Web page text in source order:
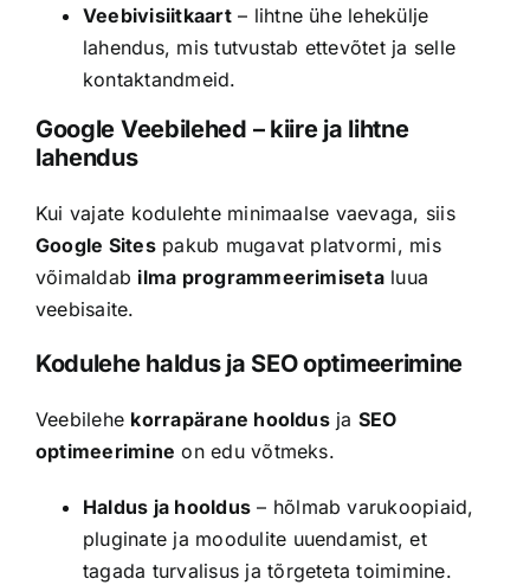
Veebivisiitkaart– lihtne ühe lehekülje
lahendus, mis tutvustab ettevõtet ja selle
kontaktandmeid.
Google Veebilehed – kiire ja lihtne
lahendus
Kui vajate kodulehte minimaalse vaevaga, siis
Google Sitespakub mugavat platvormi, mis
võimaldab ilma programmeerimisetaluua
veebisaite.
Kodulehe haldus ja SEO optimeerimine
Veebilehe korrapärane hooldusja SEO
optimeerimine on edu võtmeks.
Haldus ja hooldus – hõlmab varukoopiaid,
pluginate ja moodulite uuendamist, et
tagada turvalisus ja tõrgeteta toimimine.